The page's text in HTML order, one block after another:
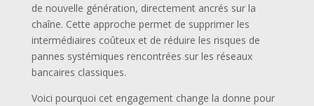
de nouvelle génération, directement ancrés sur la
chaîne. Cette approche permet de supprimer les
intermédiaires coûteux et de réduire les risques de
pannes systémiques rencontrées sur les réseaux
bancaires classiques.
Voici pourquoi cet engagement change la donne pour